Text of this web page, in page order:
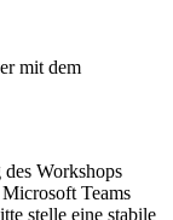
mit dem
Workshops
Teams
stelle eine stabile